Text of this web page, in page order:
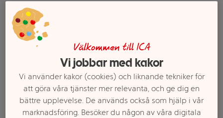
Startsida
Ett exempel på onlinesortiment visas.
Filter
Välkommen till ICA
Vi jobbar med kakor
Vi använder kakor (cookies) och liknande tekniker för
att göra våra tjänster mer relevanta, och ge dig en
bättre upplevelse. De används också som hjälp i vår
marknadsföring. Besöker du någon av våra digitala